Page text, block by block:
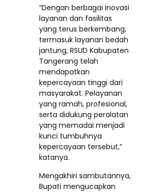
“Dengan berbagai inovasi
layanan dan fasilitas
yang terus berkembang,
termasuk layanan bedah
jantung, RSUD Kabupaten
Tangerang telah
mendapatkan
kepercayaan tinggi dari
masyarakat. Pelayanan
yang ramah, profesional,
serta didukung peralatan
yang memadai menjadi
kunci tumbuhnya
kepercayaan tersebut,”
katanya.
Mengakhiri sambutannya,
Bupati mengucapkan